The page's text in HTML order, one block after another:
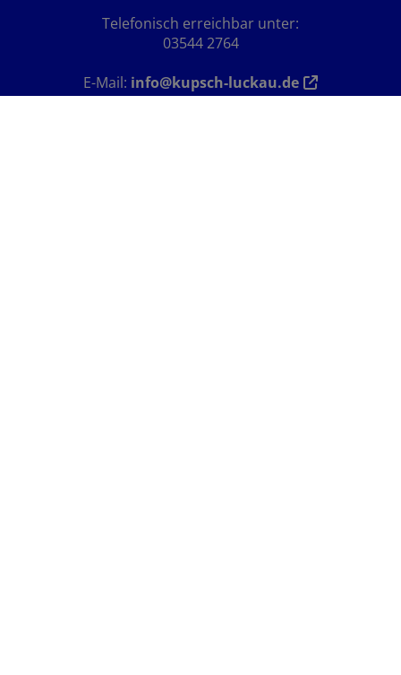
Telefonisch erreichbar unter:
03544 2764
E-Mail: info@kupsch-luckau.de